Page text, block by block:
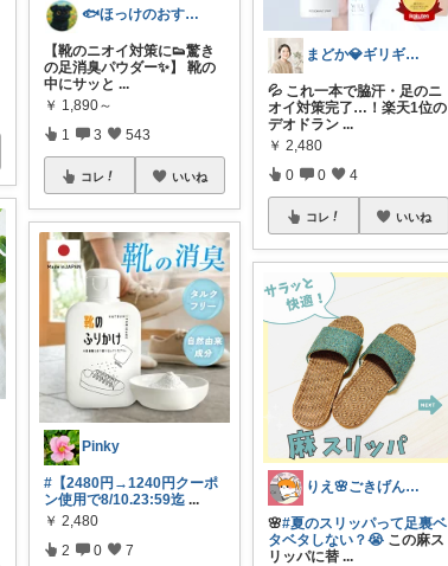
🐟ほっけのおすすめ＠朝コレ派🐾
【靴のニオイ対策に👟驚き
の足消臭パウダー✨】 靴の
中にサッと ...
￥ 1,890～
1 3 543
コレ いいね
Pinky
#【2480円→1240円クーポ
ン使用で8/10.23:59迄 ...
￥ 2,480
2 0 7
まどか💎ギリギリアラサーOL
💦 これ一本で脇汗・足のニ
オイ対策完了…！楽天1位の
デオドラン ...
￥ 2,480
0 0 4
コレ いいね
りえ🌸ごきげんな暮らし🏠🌿
🌸#夏のスリッパって足裏ベ
タベタしない？😭 この麻ス
リッパに替 ...